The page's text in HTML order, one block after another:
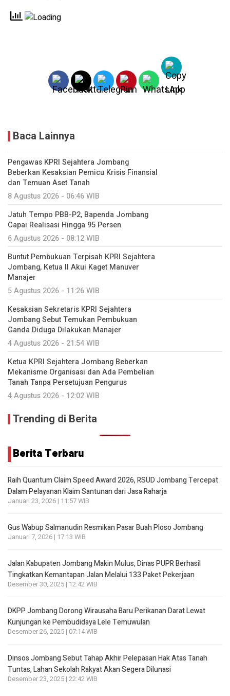
Baca Lainnya
Pengawas KPRI Sejahtera Jombang
Beberkan Kesaksian Pemicu Krisis Finansial
dan Temuan Aset Tanah
8 Agustus 2026 - 06:46 WIB
Jatuh Tempo PBB-P2, Bapenda Jombang
Capai Realisasi Hingga 95 Persen
6 Agustus 2026 - 08:12 WIB
Buntut Pembukuan Terpisah KPRI Sejahtera
Jombang, Ketua II Akui Kaget Manuver
Manajer
5 Agustus 2026 - 11:26 WIB
Kesaksian Sekretaris KPRI Sejahtera
Jombang Sebut Temukan Pembukuan
Ganda Diduga Dilakukan Manajer
4 Agustus 2026 - 21:54 WIB
Ketua KPRI Sejahtera Jombang Beberkan
Mekanisme Organisasi dan Ada Pembelian
Tanah Tanpa Persetujuan Pengurus
4 Agustus 2026 - 12:02 WIB
Trending di Berita
Berita Terbaru
Raih Quantum Claim Speed Award 2026, RSUD Jombang Tercepat
Dalam Pelayanan Klaim Santunan dari Jasa Raharja
Januari 23, 2026 | 11:57 WIB
Gus Wabup Salmanudin Resmikan Pasar Buah Ploso Jombang
Januari 7, 2026 | 17:13 WIB
Jalan Kabupaten Jombang Makin Mulus, Dinas PUPR Berhasil
Tingkatkan Kemantapan Jalan Melalui 133 Paket Pekerjaan
Desember 30, 2025 | 12:42 WIB
DKPP Jombang Dorong Wirausaha Baru Perikanan Darat Lewat
Kunjungan ke Pembudidaya Lele Temuwulan
Desember 26, 2025 | 07:14 WIB
Dinsos Jombang Sebut Tahap Akhir Pelepasan Hak Atas Tanah
Tuntas, Lahan Sekolah Rakyat Akan Segera Dilunasi
Desember 23, 2025 | 22:42 WIB